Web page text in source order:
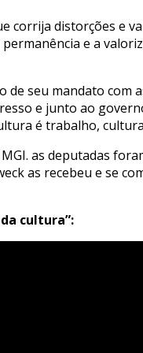
corrija distorções e
e a
seu mandato com
e junto ao
é trabalho,
as deputadas
as recebeu e se
cultura”: